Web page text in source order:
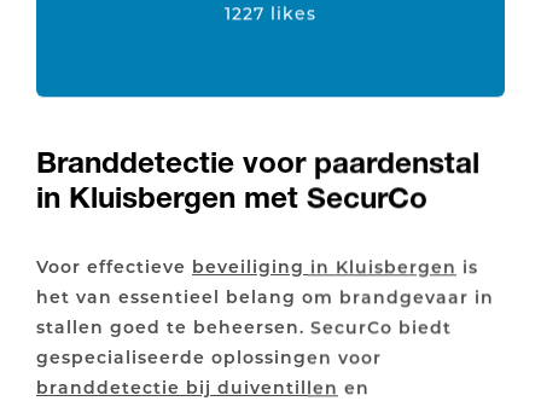
1227 likes
Branddetectie voor paardenstal
in Kluisbergen met SecurCo
Voor effectieve beveiliging in Kluisbergen is
het van essentieel belang om brandgevaar in
stallen goed te beheersen. SecurCo biedt
gespecialiseerde oplossingen voor
branddetectie bij duiventillen en